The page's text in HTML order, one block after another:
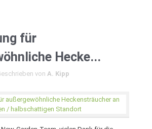
für
Hecke...
von A. Kipp